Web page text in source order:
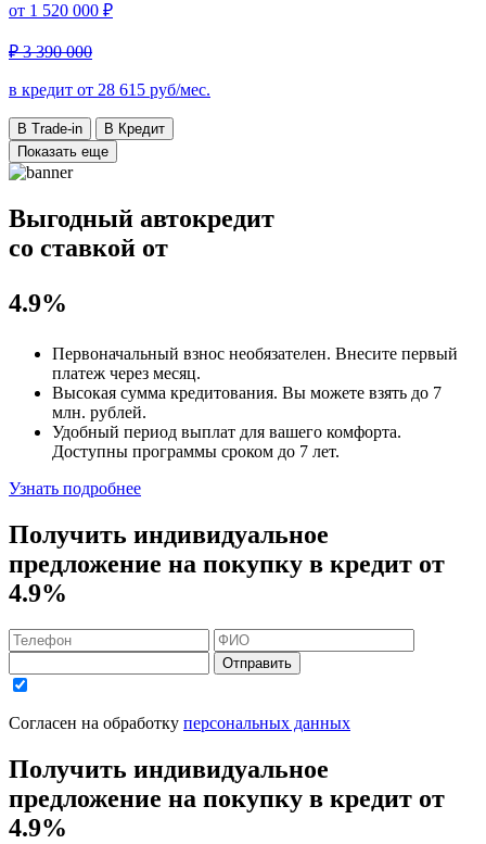
от 1 520 000 ₽
₽ 3 390 000
в кредит от 28 615 руб/мес.
В Trade-in
В Кредит
Показать еще
Выгодный автокредит
со ставкой от
4.9%
Первоначальный взнос необязателен. Внесите первый
платеж через месяц.
Высокая сумма кредитования. Вы можете взять до 7
млн. рублей.
Удобный период выплат для вашего комфорта.
Доступны программы сроком до 7 лет.
Узнать подробнее
Получить индивидуальное
предложение на покупку в кредит от
4.9%
Отправить
Согласен на обработку персональных данных
Получить индивидуальное
предложение на покупку в кредит от
4.9%